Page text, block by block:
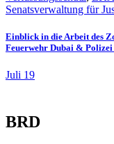
Senatsverwaltung für
Einblick in die Arbeit des
Feuerwehr Dubai & Polizei
Juli 19
BRD